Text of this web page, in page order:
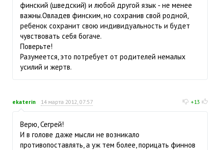
финский (шведский) и любой другой язык - не менее
важны.Овладев финским, но сохранив свой родной,
ребенок сохранит свою индивидуальность и будет
чувствовать себя богаче.
Поверьте!
Разумеется, это потребует от родителей немалых
усилий и жертв.
ekaterin 14 марта 2012, 07:57 +13
Верю, Сегрей!
И в голове даже мысли не возникало
противопоставлять, а уж тем более, порицать финнов